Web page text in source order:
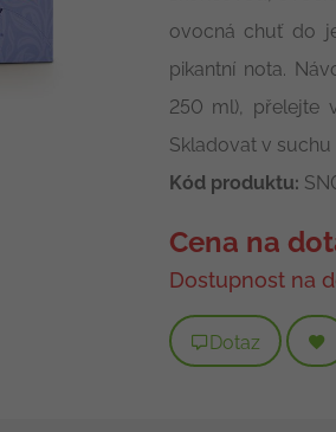
ovocná chuť do
pikantní nota.
250 ml), přelejte
Skladovat v suchu
Kód produktu:
Cena na
Dostupnost na
Dotaz